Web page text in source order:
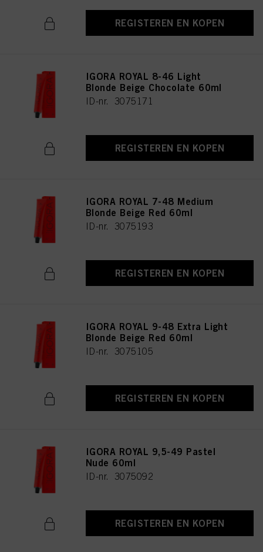
REGISTEREN EN KOPEN
IGORA ROYAL 8-46 Light
Blonde Beige Chocolate 60ml
ID-nr. 3075171
REGISTEREN EN KOPEN
IGORA ROYAL 7-48 Medium
Blonde Beige Red 60ml
ID-nr. 3075193
REGISTEREN EN KOPEN
IGORA ROYAL 9-48 Extra Light
Blonde Beige Red 60ml
ID-nr. 3075105
REGISTEREN EN KOPEN
IGORA ROYAL 9,5-49 Pastel
Nude 60ml
ID-nr. 3075092
REGISTEREN EN KOPEN